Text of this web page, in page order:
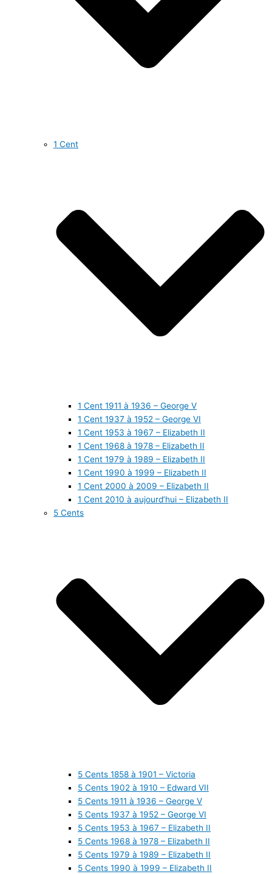
1 Cent
1 Cent 1911 à 1936 – George V
1 Cent 1937 à 1952 – George VI
1 Cent 1953 à 1967 – Elizabeth II
1 Cent 1968 à 1978 – Elizabeth II
1 Cent 1979 à 1989 – Elizabeth II
1 Cent 1990 à 1999 – Elizabeth II
1 Cent 2000 à 2009 – Elizabeth II
1 Cent 2010 à aujourd’hui – Elizabeth II
5 Cents
5 Cents 1858 à 1901 – Victoria
5 Cents 1902 à 1910 – Edward VII
5 Cents 1911 à 1936 – George V
5 Cents 1937 à 1952 – George VI
5 Cents 1953 à 1967 – Elizabeth II
5 Cents 1968 à 1978 – Elizabeth II
5 Cents 1979 à 1989 – Elizabeth II
5 Cents 1990 à 1999 – Elizabeth II